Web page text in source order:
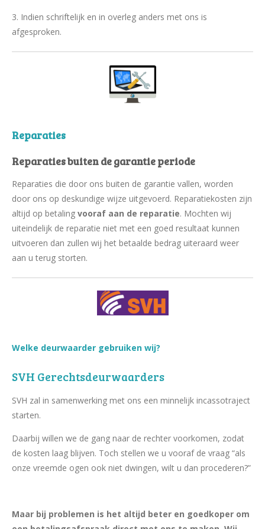
3. Indien schriftelijk en in overleg anders met ons is
afgesproken.
Reparaties
Reparaties buiten de garantie periode
Reparaties die door ons buiten de garantie vallen, worden
door ons op deskundige wijze uitgevoerd. Reparatiekosten zijn
altijd op betaling vooraf aan de reparatie. Mochten wij
uiteindelijk de reparatie niet met een goed resultaat kunnen
uitvoeren dan zullen wij het betaalde bedrag uiteraard weer
aan u terug storten.
Welke deurwaarder gebruiken wij?
SVH Gerechtsdeurwaarders
SVH zal in samenwerking met ons een minnelijk incassotraject
starten.
Daarbij willen we de gang naar de rechter voorkomen, zodat
de kosten laag blijven. Toch stellen we u vooraf de vraag “als
onze vreemde ogen ook niet dwingen, wilt u dan procederen?”
Maar bij problemen is het altijd beter en goedkoper om